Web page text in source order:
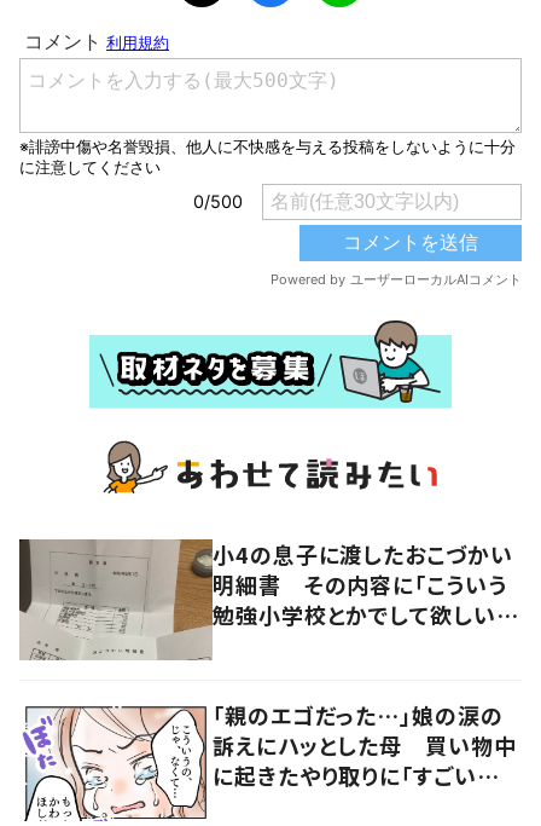
小4の息子に渡したおこづかい
明細書 その内容に「こういう
勉強小学校とかでして欲しい」
「親のエゴだった…」娘の涙の
訴えにハッとした母 買い物中
に起きたやり取りに「すごい分